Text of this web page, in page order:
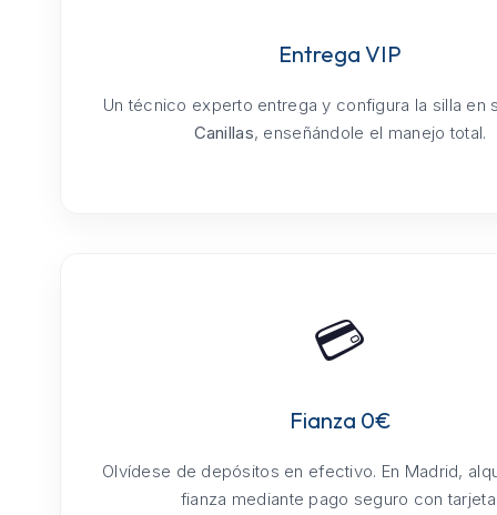
Entrega VIP
Un técnico experto entrega y configura la silla en
Canillas, enseñándole el manejo total.
💳
Fianza 0€
Olvídese de depósitos en efectivo. En Madrid,
fianza mediante pago seguro con